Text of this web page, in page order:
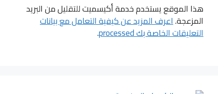
هذا الموقع يستخدم خدمة أكيسميت للتقليل من البريد
المزعجة.اعرف المزيد عن كيفية التعامل مع بيانات
التعليقات الخاصة بك processed .